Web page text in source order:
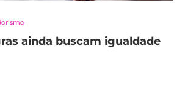
ainda buscam igualdade